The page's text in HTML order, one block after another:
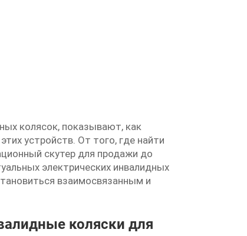
колясок, показывают, как
устройств. От того, где найти
скутер для продажи до
электрических инвалидных
взаимосвязанным и
коляски для